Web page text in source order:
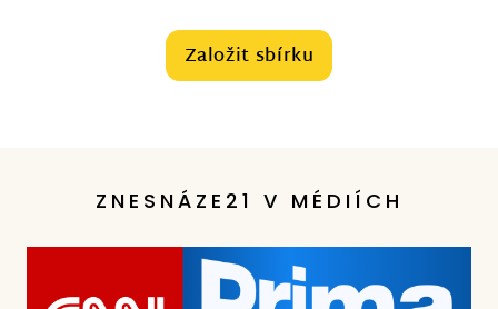
Založit sbírku
ZNESNÁZE21 V MÉDIÍCH